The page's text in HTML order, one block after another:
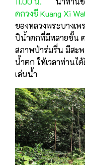
ดกวงซี Kuang Xi
ของหลวงพระบางเ
ปีน้ำตกที่มีหลายชั้น
สภาพป่าร่มรื่น มีสะ
น้ำตก ให้เวลาท่านไ
เล่นน้ำ